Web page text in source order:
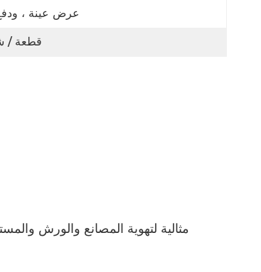
عرض عينة ،
100000
مثالية لتهوية المصانع والورش